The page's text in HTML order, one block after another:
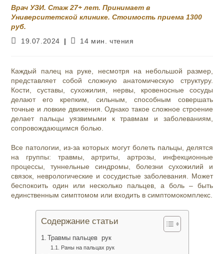
Врач УЗИ. Стаж 27+ лет. Принимает в
Университетской клинике. Стоимость приема 1300
руб.
Запись
19.07.2024
Время
14 мин. чтения
Каждый палец на руке, несмотря на небольшой размер,
представляет собой сложную анатомическую структуру.
Кости, суставы, сухожилия, нервы, кровеносные сосуды
делают его крепким, сильным, способным совершать
точные и ловкие движения. Однако такое сложное строение
делает пальцы уязвимыми к травмам и заболеваниям,
сопровождающимся болью.
Все патологии, из-за которых могут болеть пальцы, делятся
на группы: травмы, артриты, артрозы, инфекционные
процессы, туннельные синдромы, болезни сухожилий и
связок, неврологические и сосудистые заболевания. Может
беспокоить один или несколько пальцев, а боль – быть
единственным симптомом или входить в симптомокомплекс.
Содержание статьи
Травмы пальцев рук
Раны на пальцах рук